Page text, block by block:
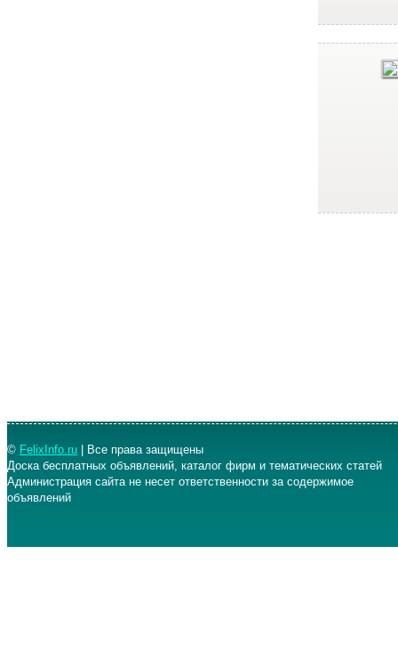
© FelixInfo.ru | Все права защищены
Доска бесплатных объявлений, каталог фирм и тематических статей
Администрация сайта не несет ответственности за содержимое
объявлений